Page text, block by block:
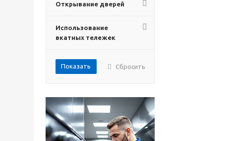
Открывание дверей
Использование
вкатных тележек
Сбросить